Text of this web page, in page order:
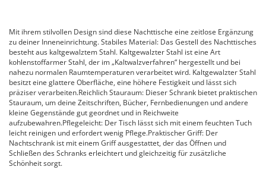
Mit ihrem stilvollen Design sind diese Nachttische eine zeitlose Ergänzung
zu deiner Inneneinrichtung. Stabiles Material: Das Gestell des Nachttisches
besteht aus kaltgewalztem Stahl. Kaltgewalzter Stahl ist eine Art
kohlenstoffarmer Stahl, der im „Kaltwalzverfahren“ hergestellt und bei
nahezu normalen Raumtemperaturen verarbeitet wird. Kaltgewalzter Stahl
besitzt eine glattere Oberfläche, eine höhere Festigkeit und lässt sich
präziser verarbeiten.Reichlich Stauraum: Dieser Schrank bietet praktischen
Stauraum, um deine Zeitschriften, Bücher, Fernbedienungen und andere
kleine Gegenstände gut geordnet und in Reichweite
aufzubewahren.Pflegeleicht: Der Tisch lässt sich mit einem feuchten Tuch
leicht reinigen und erfordert wenig Pflege.Praktischer Griff: Der
Nachtschrank ist mit einem Griff ausgestattet, der das Öffnen und
Schließen des Schranks erleichtert und gleichzeitig für zusätzliche
Schönheit sorgt.